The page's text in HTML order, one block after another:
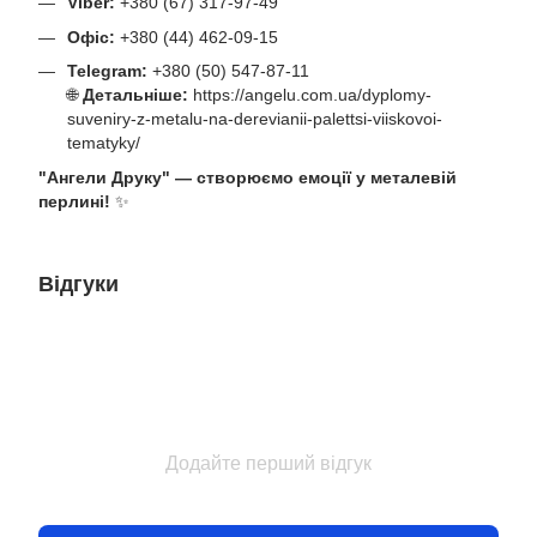
Офіс: +380 (44) 462-09-15
Telegram: +380 (50) 547-87-11
🌐Детальніше: https://angelu.com.ua/dyplomy-
suveniry-z-metalu-na-derevianii-palettsi-viiskovoi-
tematyky/
"Ангели Друку" — створюємо емоції у металевій
перлині! ✨
Відгуки
Додайте перший відгук